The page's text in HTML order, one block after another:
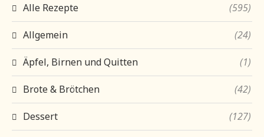
Alle Rezepte (595)
Allgemein (24)
Äpfel, Birnen und Quitten (1)
Brote & Brötchen (42)
Dessert (127)